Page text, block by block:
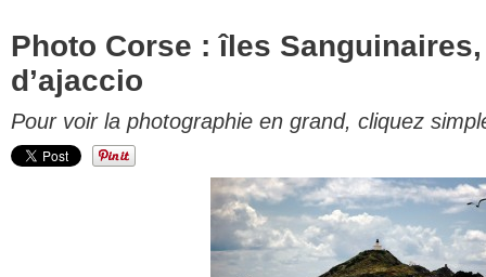
Photo Corse : îles
d’ajaccio
Pour voir la photographie en grand, cliquez